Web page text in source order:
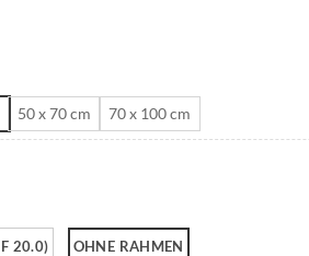
50 x 70 cm 70 x 100 cm
20.0) OHNE RAHMEN